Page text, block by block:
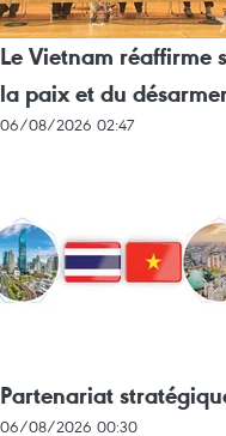
Le Vietnam réaffirme
la paix et du
06/08/2026 02:47
Partenariat
06/08/2026 00:30